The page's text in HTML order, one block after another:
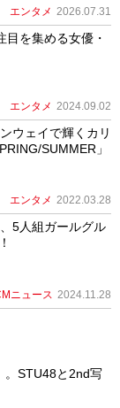
エンタメ 2026.07.31
目を集める女優・
エンタメ 2024.09.02
ウェイで輝くカリ
SUMMER」
エンタメ 2022.03.28
5人組ガールグル
ニュース 2024.11.28
。STU48と2nd写